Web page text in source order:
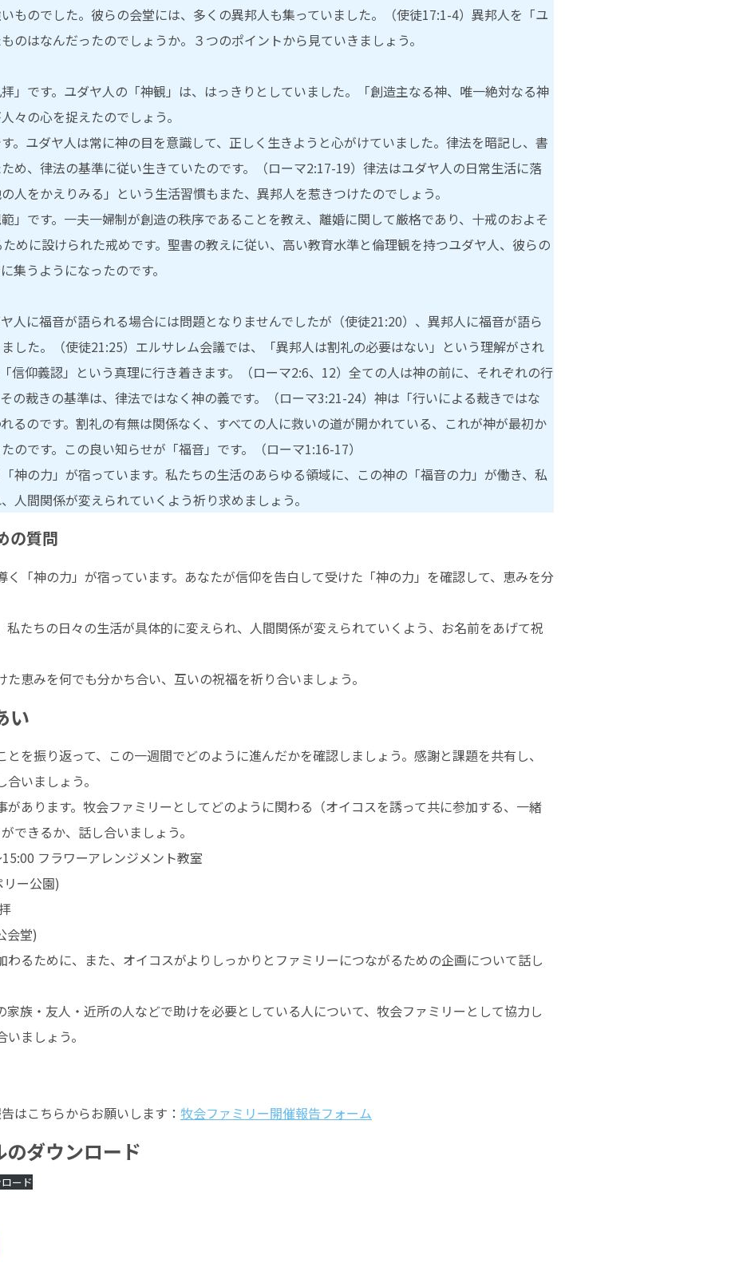
ものでした。彼らの会堂には、多くの異邦人も集っていました。（使徒17:1-4）異邦人を「ユ
のはなんだったのでしょうか。３つのポイントから見ていきましょう。
」です。ユダヤ人の「神観」は、はっきりとしていました。「創造主なる神、唯一絶対なる神
々の心を捉えたのでしょう。
。ユダヤ人は常に神の目を意識して、正しく生きようと心がけていました。律法を暗記し、書
め、律法の基準に従い生きていたのです。（ローマ2:17-19）律法はユダヤ人の日常生活に落
人をかえりみる」という生活習慣もまた、異邦人を惹きつけたのでしょう。
」です。一夫一婦制が創造の秩序であることを教え、離婚に関して厳格であり、十戒のおよそ
めに設けられた戒めです。聖書の教えに従い、高い教育水準と倫理観を持つユダヤ人、彼らの
集うようになったのです。
人に福音が語られる場合には問題となりませんでしたが（使徒21:20）、異邦人に福音が語ら
した。（使徒21:25）エルサレム会議では、「異邦人は割礼の必要はない」という理解がされ
信仰義認」という真理に行き着きます。（ローマ2:6、12）全ての人は神の前に、それぞれの行
の裁きの基準は、律法ではなく神の義です。（ローマ3:21-24）神は「行いによる裁きではな
るのです。割礼の有無は関係なく、すべての人に救いの道が開かれている、これが神が最初か
のです。この良い知らせが「福音」です。（ローマ1:16-17）
神の力」が宿っています。私たちの生活のあらゆる領域に、この神の「福音の力」が働き、私
人間関係が変えられていくよう祈り求めましょう。
の質問
く「神の力」が宿っています。あなたが信仰を告白して受けた「神の力」を確認して、恵みを分
私たちの日々の生活が具体的に変えられ、人間関係が変えられていくよう、お名前をあげて祝
恵みを何でも分かち合い、互いの祝福を祈り合いましょう。
い
を振り返って、この一週間でどのように進んだかを確認しましょう。感謝と課題を共有し、
いましょう。
があります。牧会ファミリーとしてどのように関わる（オイコスを誘って共に参加する、一緒
できるか、話し合いましょう。
フラワーアレンジメント教室
ー公園)
会堂)
わるために、また、オイコスがよりしっかりとファミリーにつながるための企画について話し
家族・友人・近所の人などで助けを必要としている人について、牧会ファミリーとして協力し
ましょう。
はこちらからお願いします： 牧会ファミリー開催報告フォーム
ダウンロード
ード